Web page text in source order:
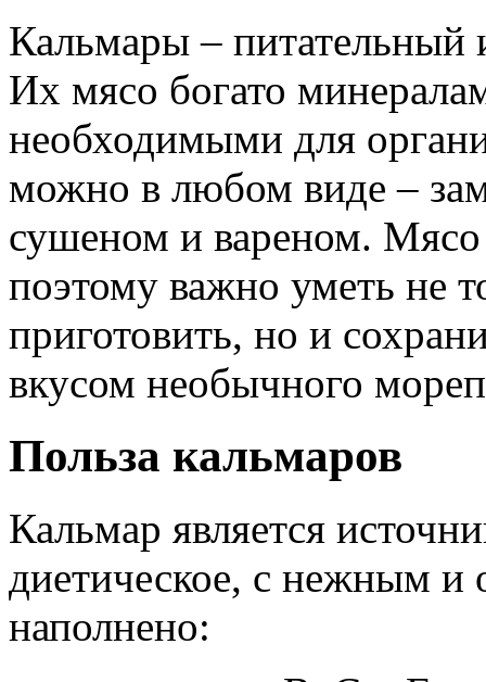
Кальмары –
Их мясо богато
необходимыми для
можно в любом виде –
сушеном и вареном.
поэтому важно уметь не
приготовить, но и
вкусом необычного
Польза кальмаров
Кальмар является
диетическое, с нежным
наполнено: